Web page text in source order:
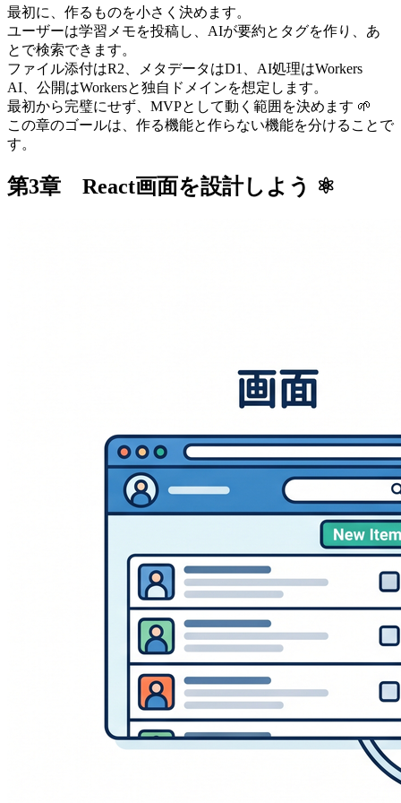
最初に、作るものを小さく決めます。
ユーザーは学習メモを投稿し、AIが要約とタグを作り、あ
とで検索できます。
ファイル添付はR2、メタデータはD1、AI処理はWorkers
AI、公開はWorkersと独自ドメインを想定します。
最初から完璧にせず、MVPとして動く範囲を決めます 🌱
この章のゴールは、作る機能と作らない機能を分けることで
す。
第3章 React画面を設計しよう ⚛️